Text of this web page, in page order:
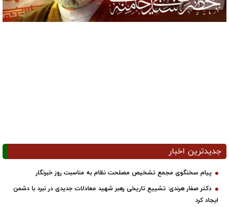
جدیدترین اخبار
پیام سخنگوی مجمع تشخیص مصلحت نظام به مناسبت روز خبرنگار
دکتر صفار هرندی: تشییع تاریخی رهبر شهید معادلات جدیدی در نبرد با دشمن
ایجاد کرد